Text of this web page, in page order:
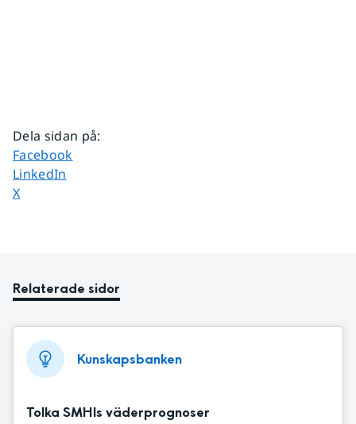
Dela sidan på:
Dela sidan på
Facebook
Dela sidan på
LinkedIn
Dela sidan på
X
Relaterade sidor
Kunskapsbanken
Tolka SMHIs väderprognoser